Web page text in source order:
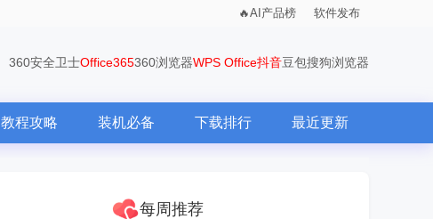
AI产品榜 软件发布
360安全卫士Office365360浏览器WPS Office抖音豆包搜狗浏览器
教程攻略 装机必备 下载排行 最近更新
每周推荐